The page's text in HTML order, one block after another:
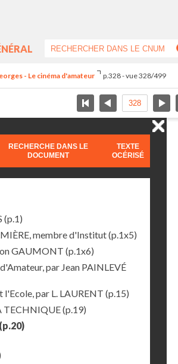
- Le cinéma d'amateur p.328 - vue 328/499
RECHERCHE DANS LE
DOCUMENT
TEXTE
OCÉRISÉ
(p.1)
membre d'Institut(p.1x5)
GAUMONT (p.1x6)
par Jean PAINLEVÉ
l'Ecole, par L. LAURENT (p.15)
TECHNIQUE(p.19)
(p.20)